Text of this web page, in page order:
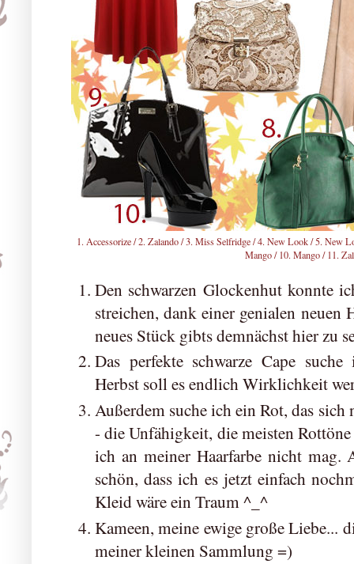
1. Accessorize /2. Zalando/3. Miss Selfridge/4. New Look/5. New
Mango/10. Mango/11.
Den schwarzen Glockenhut konnte
streichen, dank einer genialen
neues Stück gibts demnächst hier zu
Das perfekte schwarze Cape
Herbst soll es endlich Wirklichkeit
Außerdem suche ich ein Rot, das
- die Unfähigkeit, die meisten
ich an meiner Haarfarbe nicht mag.
schön, dass ich es jetzt einfach
Kleid wäre ein Traum ^_^
Kameen, meine ewige große Liebe...
meiner kleinen Sammlung =)